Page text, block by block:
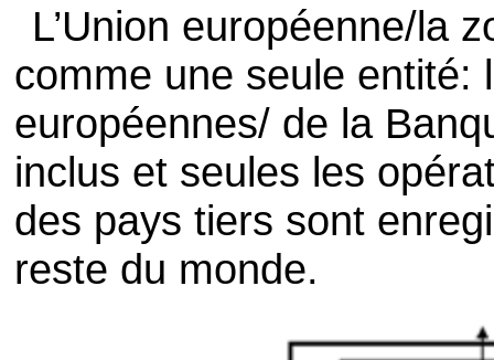
L’Union européenne/la
comme une seule entité:
européennes/ de la
inclus et seules les
des pays tiers sont
reste du monde.